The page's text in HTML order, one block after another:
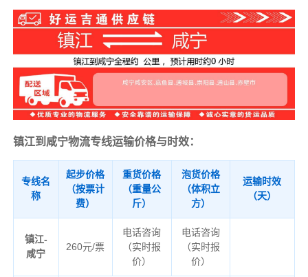
镇江到咸宁物流专线运输价格与时效：
专线名
称
起步价格
（按票计
费）
重货价格
（重量公
斤）
泡货价格
（体积立
方）
运输时效
（天）
镇江-
咸宁
260元/票
电话咨询
（实时报
价）
电话咨询
（实时报
价）